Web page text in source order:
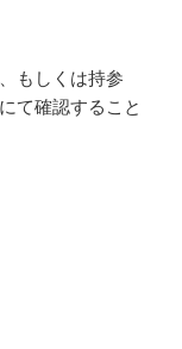
もしくは持参
て確認すること